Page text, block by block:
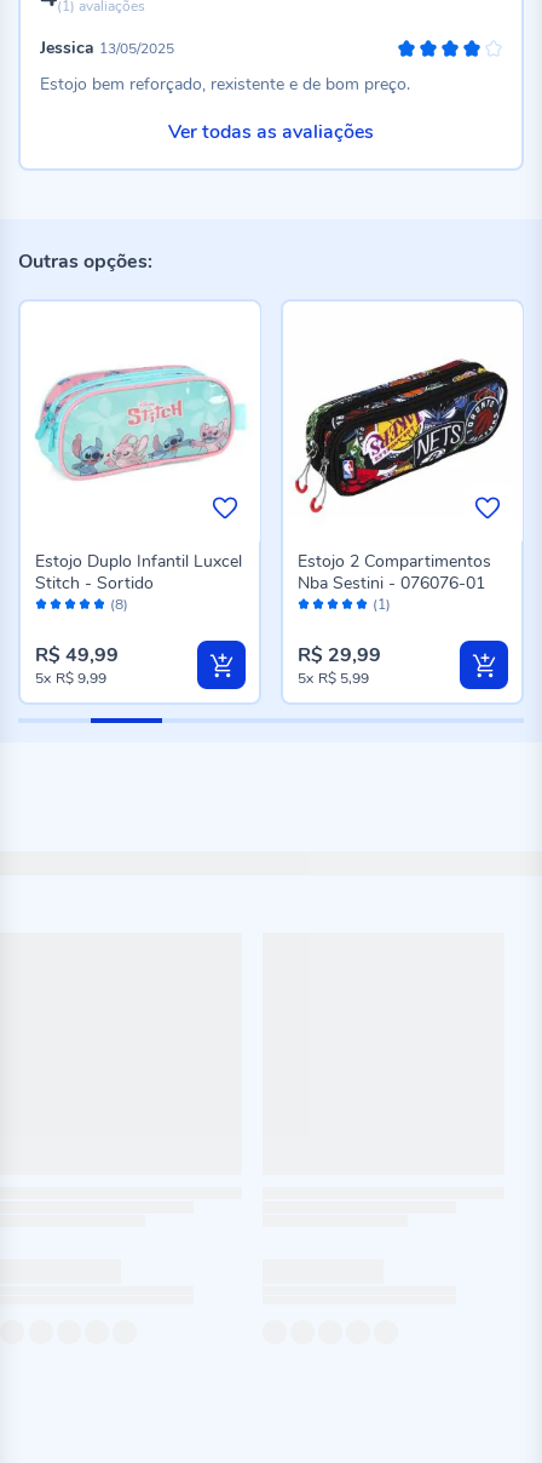
(1) avaliações
Jessica 13/05/2025
Estojo bem reforçado, rexistente e de bom preço.
Ver todas as avaliações
Outras opções:
Avaliação: (8)
Estojo Duplo Infantil Luxcel
Stitch - Sortido
R$ 49,99
5x R$ 9,99
Avaliação: (1)
Estojo 2 Compartimentos
Nba Sestini - 076076-01
R$ 29,99
5x R$ 5,99